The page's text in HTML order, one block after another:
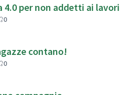
4.0 per non addetti ai lavori
0
contano!
0